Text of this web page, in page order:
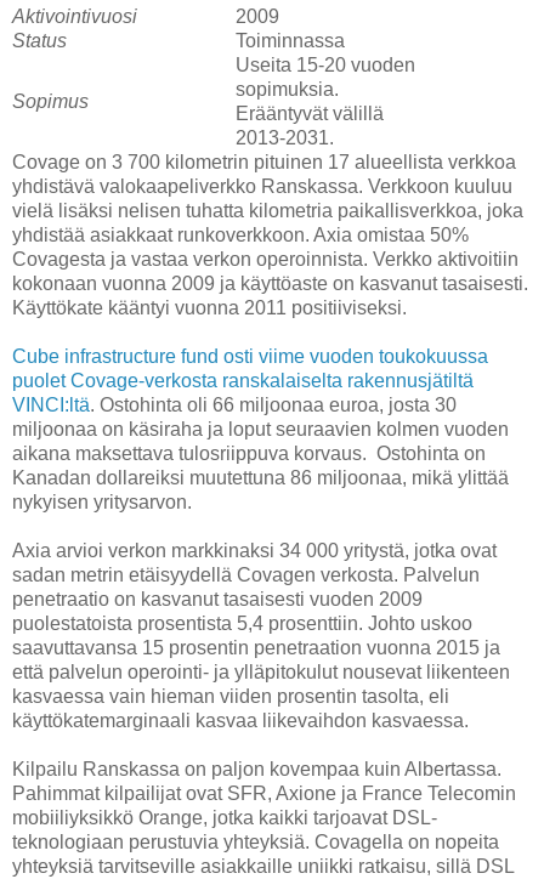
Aktivointivuosi
2009
Status
Toiminnassa
Sopimus
Useita 15-20 vuoden
sopimuksia.
Erääntyvät välillä
2013-2031.
Covage on 3 700 kilometrin pituinen 17 alueellista verkkoa
yhdistävä valokaapeliverkko Ranskassa. Verkkoon kuuluu
vielä lisäksi nelisen tuhatta kilometria paikallisverkkoa, joka
yhdistää asiakkaat runkoverkkoon. Axia omistaa 50%
Covagesta ja vastaa verkon operoinnista. Verkko aktivoitiin
kokonaan vuonna 2009 ja käyttöaste on kasvanut tasaisesti.
Käyttökate kääntyi vuonna 2011 positiiviseksi.
Cube infrastructure fund osti viime vuoden toukokuussa
puolet Covage-verkosta ranskalaiselta rakennusjätiltä
VINCI:ltä. Ostohinta oli 66 miljoonaa euroa, josta 30
miljoonaa on käsiraha ja loput seuraavien kolmen vuoden
aikana maksettava tulosriippuva korvaus. Ostohinta on
Kanadan dollareiksi muutettuna 86 miljoonaa, mikä ylittää
nykyisen yritysarvon.
Axia arvioi verkon markkinaksi 34 000 yritystä, jotka ovat
sadan metrin etäisyydellä Covagen verkosta. Palvelun
penetraatio on kasvanut tasaisesti vuoden 2009
puolestatoista prosentista 5,4 prosenttiin. Johto uskoo
saavuttavansa 15 prosentin penetraation vuonna 2015 ja
että palvelun operointi- ja ylläpitokulut nousevat liikenteen
kasvaessa vain hieman viiden prosentin tasolta, eli
käyttökatemarginaali kasvaa liikevaihdon kasvaessa.
Kilpailu Ranskassa on paljon kovempaa kuin Albertassa.
Pahimmat kilpailijat ovat SFR, Axione ja France Telecomin
mobiiliyksikkö Orange, jotka kaikki tarjoavat DSL-
teknologiaan perustuvia yhteyksiä. Covagella on nopeita
yhteyksiä tarvitseville asiakkaille uniikki ratkaisu, sillä DSL